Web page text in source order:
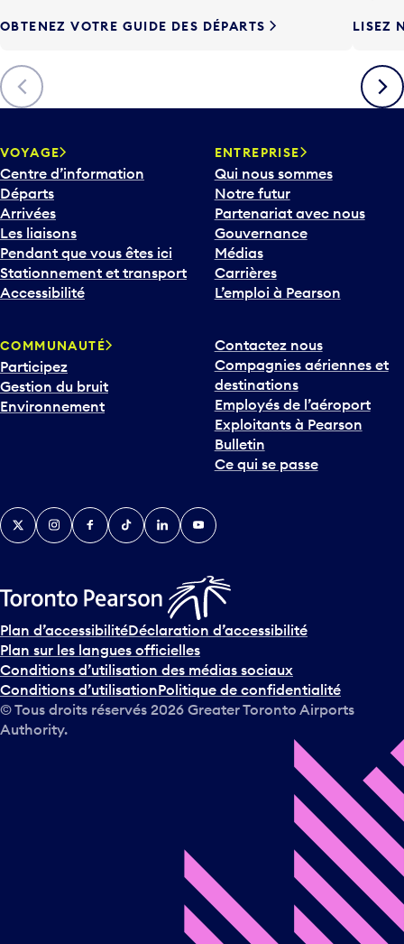
F
è
c
h
v
e
r
s
l
e
b
a
o
u
r
i
v
e
n
s
u
r
l
e
c
a
Précédent
OBTENEZ VOTRE GUIDE DES DÉPARTS LISEZ
VOYAGE
Centre d’information
Départs
Arrivées
Les liaisons
Pendant que vous êtes ici
Stationnement et transport
Accessibilité
ENTREPRISE
Qui nous sommes
Notre futur
Partenariat avec nous
Gouvernance
Médias
Carrières
L’emploi à Pearson
COMMUNAUTÉ
Participez
Gestion du bruit
Environnement
Contactez nous
Compagnies aériennes et
destinations
Employés de l’aéroport
Exploitants à Pearson
Bulletin
Ce qui se passe
TwitterInstagramFacebook
TikTokLinkedInYouTube
Plan d’accessibilitéDéclaration d’accessibilité
Plan sur les langues officielles
Conditions d’utilisation des médias sociaux
Conditions d’utilisationPolitique de confidentialité
© Tous droits réservés 2026 Greater Toronto Airports
Authority.